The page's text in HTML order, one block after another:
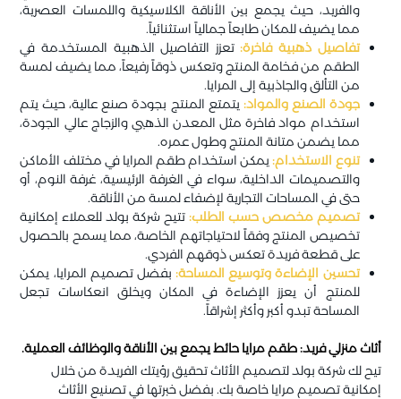
والفريد، حيث يجمع بين الأناقة الكلاسيكية واللمسات العصرية،
مما يضيف للمكان طابعاً جمالياً استثنائياً.
تفاصيل ذهبية فاخرة: تعزز التفاصيل الذهبية المستخدمة في
الطقم من فخامة المنتج وتعكس ذوقاً رفيعاً، مما يضيف لمسة
من التألق والجاذبية إلى المرايا.
جودة الصنع والمواد: يتمتع المنتج بجودة صنع عالية، حيث يتم
استخدام مواد فاخرة مثل المعدن الذهبي والزجاج عالي الجودة،
مما يضمن متانة المنتج وطول عمره.
تنوع الاستخدام: يمكن استخدام طقم المرايا في مختلف الأماكن
والتصميمات الداخلية، سواء في الغرفة الرئيسية، غرفة النوم، أو
حتى في المساحات التجارية لإضفاء لمسة من الأناقة.
تصميم مخصص حسب الطلب: تتيح شركة بولد للعملاء إمكانية
تخصيص المنتج وفقاً لاحتياجاتهم الخاصة، مما يسمح بالحصول
على قطعة فريدة تعكس ذوقهم الفردي.
تحسين الإضاءة وتوسيع المساحة: بفضل تصميم المرايا، يمكن
للمنتج أن يعزز الإضاءة في المكان ويخلق انعكاسات تجعل
المساحة تبدو أكبر وأكثر إشراقاً.
أثاث منزلي فريد: طقم مرايا حائط يجمع بين الأناقة والوظائف العملية.
تيح لك شركة بولد لتصميم الأثاث تحقيق رؤيتك الفريدة من خلال
إمكانية تصميم مرايا خاصة بك. بفضل خبرتها في تصنيع الأثاث